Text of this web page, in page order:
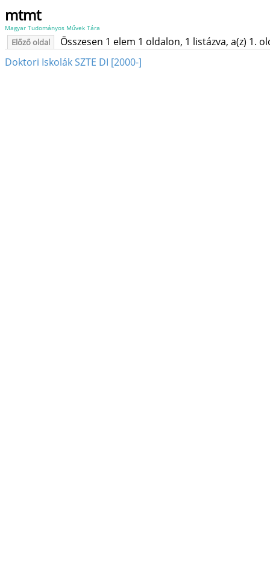
mtmt
Magyar Tudományos Művek Tára
Előző oldal
Összesen 1 elem 1 oldalon, 1 listázva, a(z) 1.
Doktori Iskolák SZTE DI [2000-]